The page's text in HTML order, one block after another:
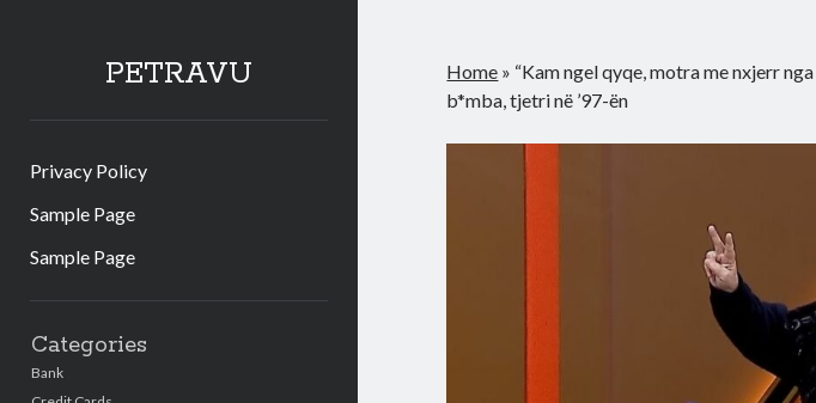
PETRAVU
Privacy Policy
Sample Page
Sample Page
Categories
Bank
Home » “Kam ngel qyqe, motra me nxjerr
b*mba, tjetri në ’97-ën